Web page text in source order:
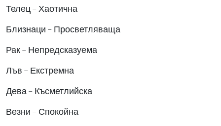
Телец – Хаотична
Близнаци – Просветляваща
Рак – Непредсказуема
Лъв – Екстремна
Дева – Късметлийска
Везни – Спокойна